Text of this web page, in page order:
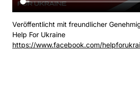
Veröffentlicht mit freundlicher
Help For Ukraine
https://www.facebook.com/